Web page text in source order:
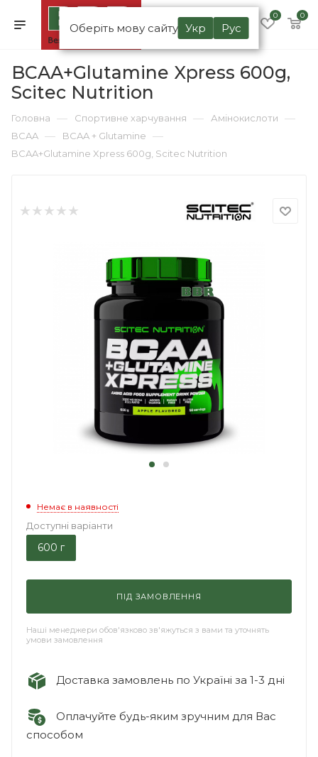
Оберіть мову сайту Укр Рус
0 0
BCAA+Glutamine Xpress 600g,
Scitec Nutrition
Головна — Спортивне харчування — Амінокислоти —
BCAA — BCAA + Glutamine —
BCAA+Glutamine Xpress 600g, Scitec Nutrition
Немає в наявності
Доступні варіанти
600 г
ПІД ЗАМОВЛЕННЯ
Наші менеджери обов'язково зв'яжуться з вами та уточнять
умови замовлення
Доставка замовлень по Україні за 1-3 дні
Оплачуйте будь-яким зручним для Вас
способом